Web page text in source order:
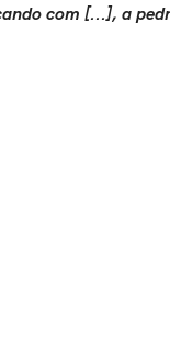
com [...], a